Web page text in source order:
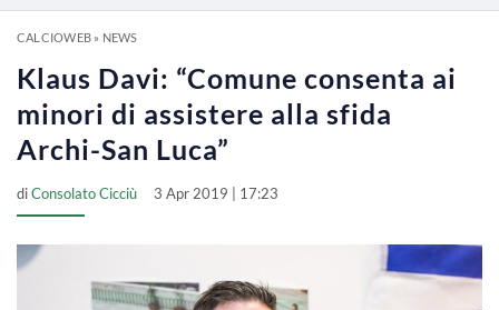
CALCIOWEB» NEWS
Klaus Davi: “Comune consenta ai
minori di assistere alla sfida
Archi-San Luca”
diConsolato Cicciù 3 Apr 2019 | 17:23